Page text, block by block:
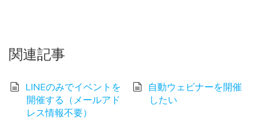
関連記事
LINEのみでイベントを
開催する（メールアド
レス情報不要）
自動ウェビナーを開催
したい